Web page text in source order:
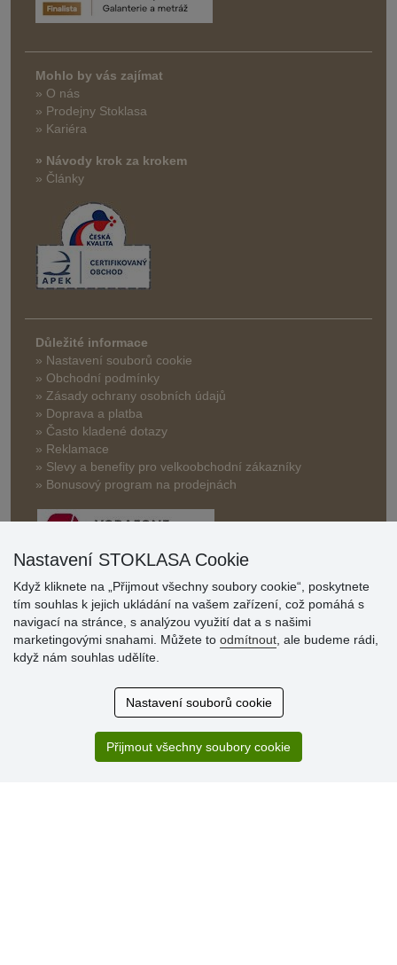
Mohlo by vás zajímat
» O nás
» Prodejny Stoklasa
» Kariéra
» Návody krok za krokem
» Články
Důležité informace
» Nastavení souborů cookie
» Obchodní podmínky
» Zásady ochrany osobních údajů
» Doprava a platba
» Často kladené dotazy
» Reklamace
» Slevy a benefity pro velkoobchodní zákazníky
» Bonusový program na prodejnách
Hodnocení
zákazníků
Super obchod, kvalitní zboží za slušné ceny. Vřele
Sortiment za fajn ceny a hlavně super rychlé dodání. Moc
Nastavení STOKLASA Cookie
Když kliknete na „Přijmout všechny soubory cookie“, poskytnete
tím souhlas k jejich ukládání na vašem zařízení, což pomáhá s
navigací na stránce, s analýzou využití dat a s našimi
marketingovými snahami. Můžete to odmítnout , ale budeme rádi,
když nám souhlas udělíte.
Nastavení souborů cookie
Přijmout všechny soubory cookie